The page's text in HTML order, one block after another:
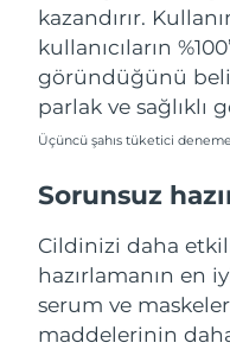
kazandırır.
kullanıcıların
göründüğünü
parlak ve
Üçüncü şahıs tüketici
Sorunsuz
Cildinizi daha
hazırlamanın en
serum ve
maddelerinin